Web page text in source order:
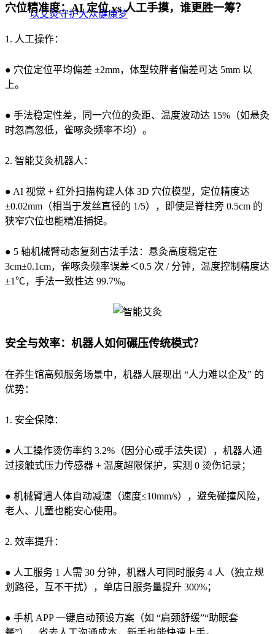
以艾灸守护大众健康梦
穴位精准度：AI 定位 vs 人工手摸，谁更胜一筹？
1. 人工操作：
● 穴位定位平均偏差 ±2mm，体型较胖者偏差可达 5mm 以
上。
● 手法稳定性差，同一穴位的灸距、温度波动达 15%（如悬灸
时忽高忽低，雀啄灸频率不均）。
2. 智能艾灸机器人：
● AI 视觉 + 红外扫描构建人体 3D 穴位模型，定位精度达
±0.02mm（相当于发丝直径的 1/5），即使是脊柱旁 0.5cm 的
狭窄穴位也能精准捕捉。
● 5 轴机械臂动态复刻古法手法：悬灸高度稳定在
3cm±0.1cm，雀啄灸频率误差＜0.5 次 / 分钟，温度控制精度达
±1℃，手法一致性达 99.7%。
安全与效率：机器人如何碾压传统模式？
在养生馆高频服务场景中，机器人展现出 “人力难以企及” 的
优势：
1. 安全保障：
● 人工操作烫伤率约 3.2%（因分心或手法失误），机器人通
过接触式压力传感器 + 温度超限保护，实测 0 烫伤记录；
● 机械臂遇人体自动减速（速度≤10mm/s），避免碰撞风险，
老人、儿童也能安心使用。
2. 效率提升：
● 人工服务 1 人需 30 分钟，机器人可同时服务 4 人（独立规
划路径，互不干扰），单店日服务量提升 300%；
● 手机 APP 一键启动预设方案（如 “肩颈舒缓”“助眠套